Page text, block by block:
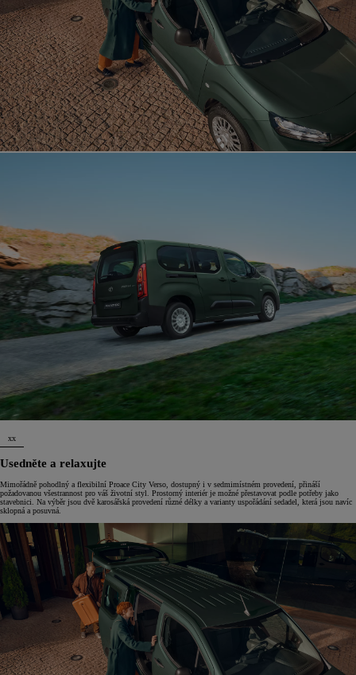
xx
Usedněte a relaxujte
Mimořádně pohodlný a flexibilní Proace City Verso, dostupný i v sedmimístném provedení, přináší
požadovanou všestrannost pro váš životní styl. Prostorný interiér je možné přestavovat podle potřeby jako
stavebnici. Na výběr jsou dvě karosářská provedení různé délky a varianty uspořádání sedadel, která jsou navíc
sklopná a posuvná.